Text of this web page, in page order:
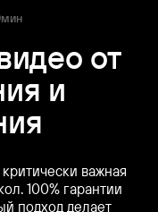
мин
от
и
важная
100% гарантии
подход делает